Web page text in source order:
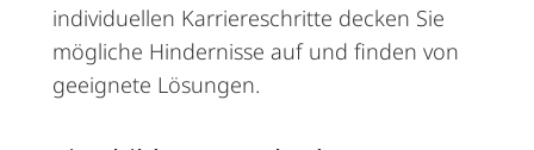
individuellen Karriereschritte decken Sie
mögliche Hindernisse auf und finden von
geeignete Lösungen.